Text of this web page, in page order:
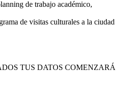
de trabajo académico,
de visitas culturales a la ciudad
TUS DATOS COMENZARÁ